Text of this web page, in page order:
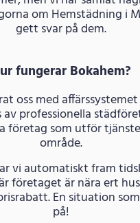
om Hemstädning i
gett svar på dem.
fungerar Bokahem?
oss med
av professionella
företag som utför
område.
vi automatiskt fram
företaget är nära ert
En situation
på!